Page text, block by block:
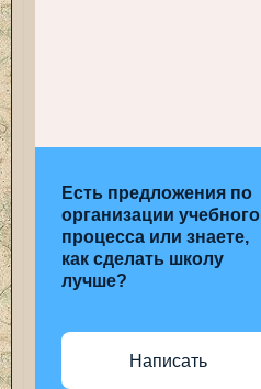
Есть предложения по
организации учебного
процесса или знаете,
как сделать школу
лучше?
Написать